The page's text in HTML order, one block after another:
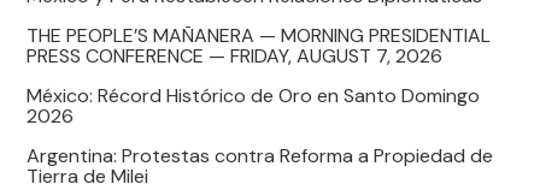
THE PEOPLE’S MAÑANERA — MORNING PRESIDENTIAL
PRESS CONFERENCE — FRIDAY, AUGUST 7, 2026
México: Récord Histórico de Oro en Santo Domingo
2026
Argentina: Protestas contra Reforma a Propiedad de
Tierra de Milei